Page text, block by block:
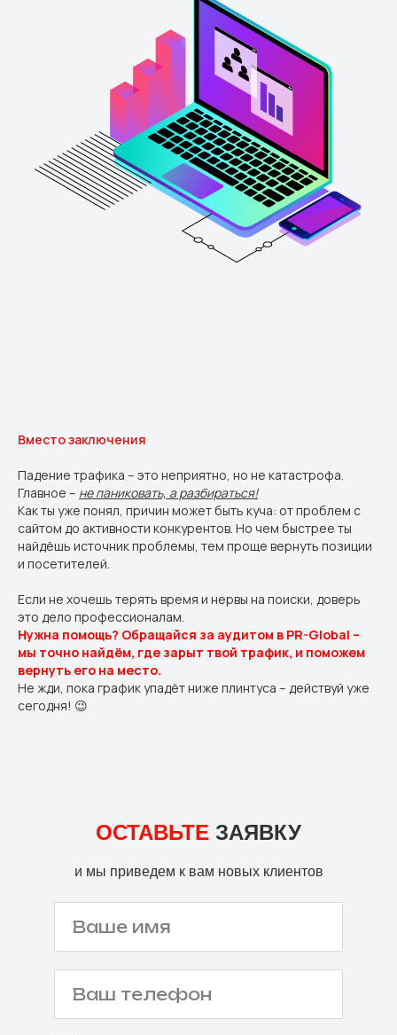
Вместо заключения
Падение трафика – это неприятно, но не катастрофа.
Главное – не паниковать, а разбираться!
Как ты уже понял, причин может быть куча: от проблем с
сайтом до активности конкурентов. Но чем быстрее ты
найдёшь источник проблемы, тем проще вернуть позиции
и посетителей.
Если не хочешь терять время и нервы на поиски, доверь
это дело профессионалам.
Нужна помощь? Обращайся за аудитом в PR-Global –
мы точно найдём, где зарыт твой трафик, и поможем
вернуть его на место.
Не жди, пока график упадёт ниже плинтуса – действуй уже
сегодня! 😉
ОСТАВЬТЕ ЗАЯВКУ
и мы приведем к вам новых клиентов